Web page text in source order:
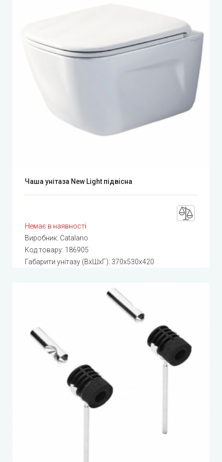
Чаша унітаза New Light підвісна
Немає в наявності
Виробник: Catalano
Код товару: 186905
Габарити унітазу (ВхШхГ): 370x530x420